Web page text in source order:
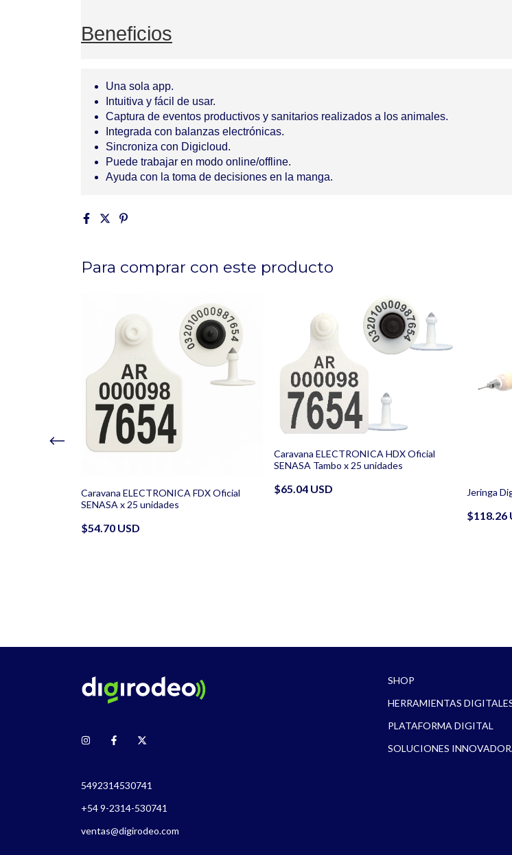
Beneficios
Una sola app.
Intuitiva y fácil de usar.
Captura de eventos productivos y sanitarios realizados a los animales.
Integrada con balanzas electrónicas.
Sincroniza con Digicloud.
Puede trabajar en modo online/offline.
Ayuda con la toma de decisiones en la manga.
Para comprar con este producto
Caravana ELECTRONICA FDX Oficial
SENASA x 25 unidades
$54.70 USD
Caravana ELECTRONICA HDX Oficial
SENASA Tambo x 25 unidades
$65.04 USD Jeringa
$118.26
5492314530741
+54 9-2314-530741
ventas@digirodeo.com
SHOP
HERRAMIENTAS
PLATAFORMA DIGITAL
SOLUCIONES